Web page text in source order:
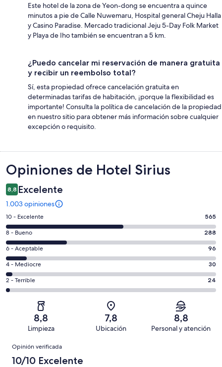
Este hotel de la zona de Yeon-dong se encuentra a quince
minutos a pie de Calle Nuwemaru, Hospital general Cheju Halla
y Casino Paradise. Mercado tradicional Jeju 5-Day Folk Market
y Playa de Iho también se encuentran a 5 km.
¿Puedo cancelar mi reservación de manera gratuita
y recibir un reembolso total?
Sí, esta propiedad ofrece cancelación gratuita en
determinadas tarifas de habitación, ¡porque la flexibilidad es
importante! Consulta la política de cancelación de la propiedad
en nuestro sitio para obtener más información sobre cualquier
excepción o requisito.
Opiniones
Opiniones de Hotel Sirius
8,8 Excelente
1.003 opiniones
Evaluación:
10
-
Excelente.
565
de
1003
opiniones
10 - Excelente 565
Evaluación:
8
-
Bueno.
288
de
opiniones
8 - Bueno 288
Evaluación:
6
-
Aceptable.
96
opiniones
6 - Aceptable 96
Evaluación:
4
-
4 - Mediocre 30
Evaluación:
2
1003
2 - Terrible 24
8,8
Limpieza
7,8
Ubicación
8,8
Personal y atención
Opiniones
Opinión verificada
10/10 Excelente